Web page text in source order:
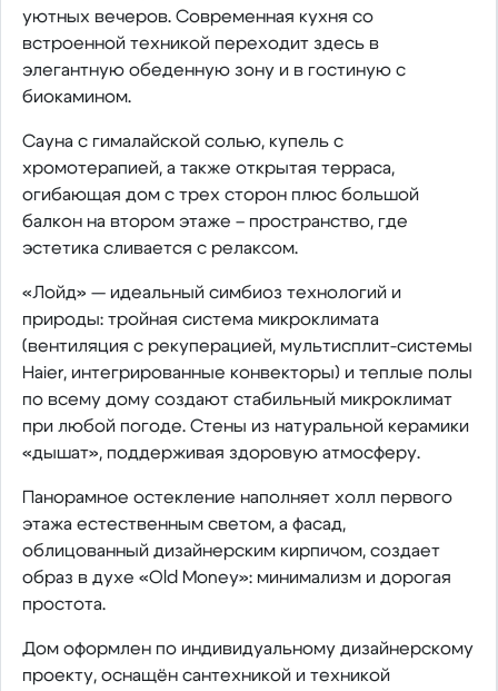
уютных вечеров. Современная кухня со
встроенной техникой переходит здесь в
элегантную обеденную зону и в гостиную с
биокамином.
Сауна с гималайской солью, купель с
хромотерапией, а также открытая терраса,
огибающая дом с трех сторон плюс большой
балкон на втором этаже – пространство, где
эстетика сливается с релаксом.
«Лойд» — идеальный симбиоз технологий и
природы: тройная система микроклимата
(вентиляция с рекуперацией, мультисплит-системы
Haier, интегрированные конвекторы) и теплые полы
по всему дому создают стабильный микроклимат
при любой погоде. Стены из натуральной керамики
«дышат», поддерживая здоровую атмосферу.
Панорамное остекление наполняет холл первого
этажа естественным светом, а фасад,
облицованный дизайнерским кирпичом, создает
образ в духе «Old Money»: минимализм и дорогая
простота.
Дом оформлен по индивидуальному дизайнерскому
проекту, оснащён сантехникой и техникой